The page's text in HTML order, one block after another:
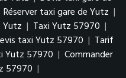
Réserver taxi gare de Yutz |
Yutz | Taxi Yutz 57970 |
taxi Yutz 57970 | Tarif
Yutz 57970 | Commander
57970 |